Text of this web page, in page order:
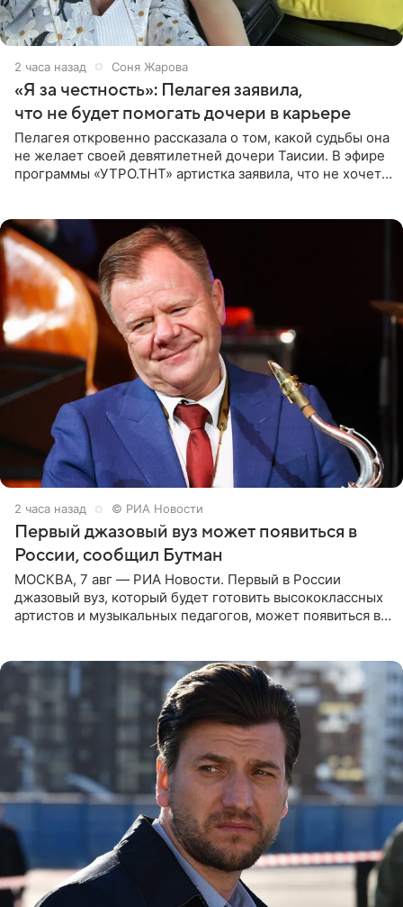
2 часа назад Соня Жарова
«Я за честность»: Пелагея заявила,
что не будет помогать дочери в карьере
Пелагея откровенно рассказала о том, какой судьбы она
не желает своей девятилетней дочери Таисии. В эфире
программы «УТРО.ТНТ» артистка заявила, что не хочет
2 часа назад © РИА Новости
Первый джазовый вуз может появиться в
России, сообщил Бутман
МОСКВА, 7 авг — РИА Новости. Первый в России
джазовый вуз, который будет готовить высококлассных
артистов и музыкальных педагогов, может появиться в